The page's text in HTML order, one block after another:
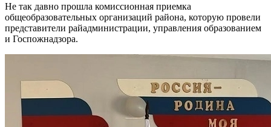
Не так давно прошла комиссионная приемка
общеобразовательных организаций района, которую провели
представители райадминистрации, управления образованием
и Госпожнадзора.